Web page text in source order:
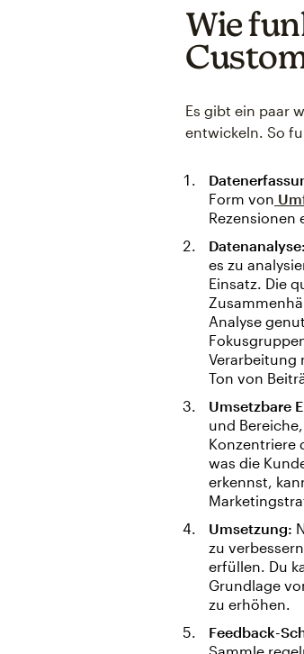
Wie
Es gibt ein paar
entwickeln. So
Form von
Rezensionen
Datenanalyse:
es zu
Einsatz. Die
Analyse
Verarbeitung
Ton von
Umsetzbare
und
Konzentriere
was die
erkennst,
Umsetzung:
zu
erfüllen. Du
Grundlage
zu erhöhen.
Feedback-